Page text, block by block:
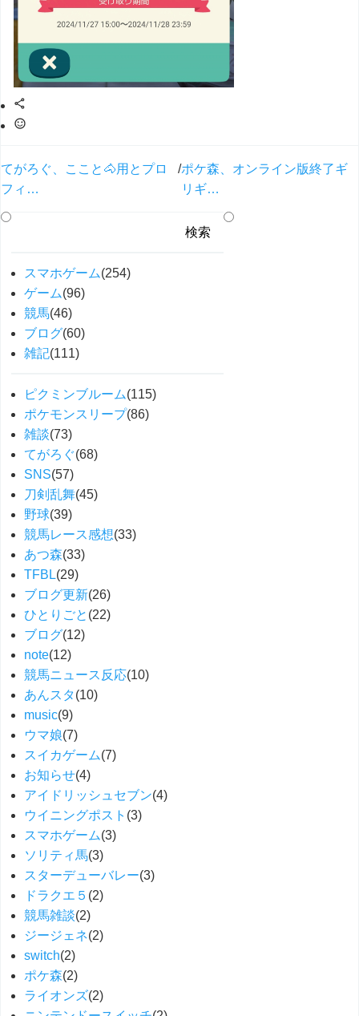
てがろぐ、ここと🐴用とプロ
フィ…
/ポケ森、オンライン版終了ギ
リギ…
スマホゲーム(254)
ゲーム(96)
競馬(46)
ブログ(60)
雑記(111)
ピクミンブルーム(115)
ポケモンスリープ(86)
雑談(73)
てがろぐ(68)
SNS(57)
刀剣乱舞(45)
野球(39)
競馬レース感想(33)
あつ森(33)
TFBL(29)
ブログ更新(26)
ひとりごと (22)
ブログ(12)
note(12)
競馬ニュース反応(10)
あんスタ(10)
music(9)
ウマ娘(7)
スイカゲーム(7)
お知らせ(4)
アイドリッシュセブン(4)
ウイニングポスト (3)
スマホゲーム(3)
ソリティ馬(3)
スターデューバレー(3)
ドラクエ５ (2)
競馬雑談(2)
ジージェネ(2)
switch(2)
ポケ森(2)
ライオンズ(2)